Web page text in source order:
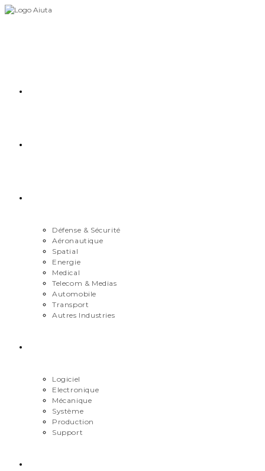
Skip
Défense & Sécurité
Aéronautique
Spatial
Energie
Medical
Telecom & Medias
Automobile
Transport
Autres Industries
Logiciel
Electronique
Mécanique
Système
Production
Support